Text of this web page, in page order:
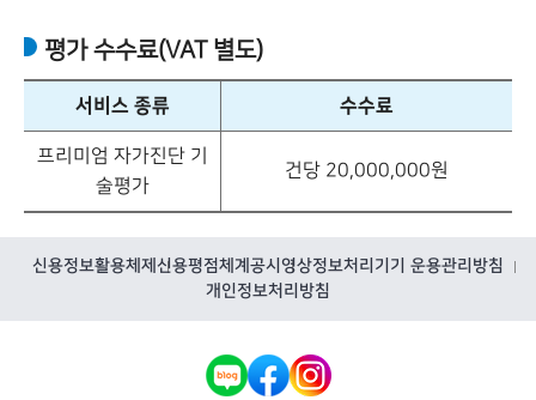
평가 수수료(VAT 별도)
서비스 종류 수수료
프리미엄 자가진단 기
술평가
건당 20,000,000원
신용정보활용체제 신용평점체계공시 영상정보처리기기 운용관리방침
개인정보처리방침